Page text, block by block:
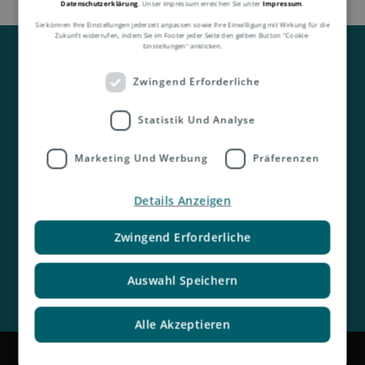
Kontakt
Impressum
Datenschutzerklärung . Unser Impressum erreichen Sie unterImpressum.
Sie können Ihre Einstellungen jederzeit anpassen sowie Ihre Einwilligung mit Wirkung für die
Zukunft widerrufen, indem Sie im Footer jeder Seite den gelben Button "Cookie-
Einstellungen" anklicken.
Zwingend Erforderliche
Statistik Und Analyse
Marketing Und Werbung Präferenzen
Auswahl Speichern
Alle Akzeptieren
Zwingend Erforderliche
Details Anzeigen